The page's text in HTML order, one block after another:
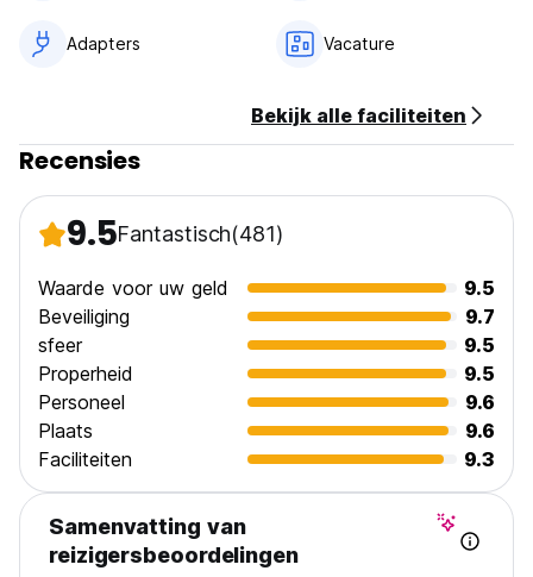
Adapters Vacature
Bekijk alle faciliteiten
Recensies
9.5Fantastisch(481)
Waarde voor uw geld
9.5
Beveiliging
9.7
sfeer
9.5
Properheid
9.5
Personeel
9.6
Plaats
9.6
Faciliteiten
9.3
Samenvatting van
reizigersbeoordelingen